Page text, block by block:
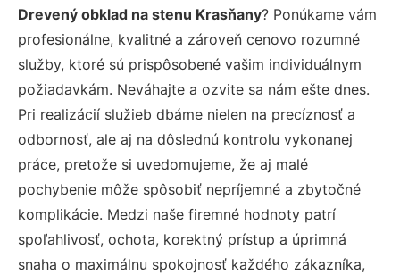
Drevený obklad na stenu Krasňany? Ponúkame vám
profesionálne, kvalitné a zároveň cenovo rozumné
služby, ktoré sú prispôsobené vašim individuálnym
požiadavkám. Neváhajte a ozvite sa nám ešte dnes.
Pri realizácií služieb dbáme nielen na precíznosť a
odbornosť, ale aj na dôslednú kontrolu vykonanej
práce, pretože si uvedomujeme, že aj malé
pochybenie môže spôsobiť nepríjemné a zbytočné
komplikácie. Medzi naše firemné hodnoty patrí
spoľahlivosť, ochota, korektný prístup a úprimná
snaha o maximálnu spokojnosť každého zákazníka,